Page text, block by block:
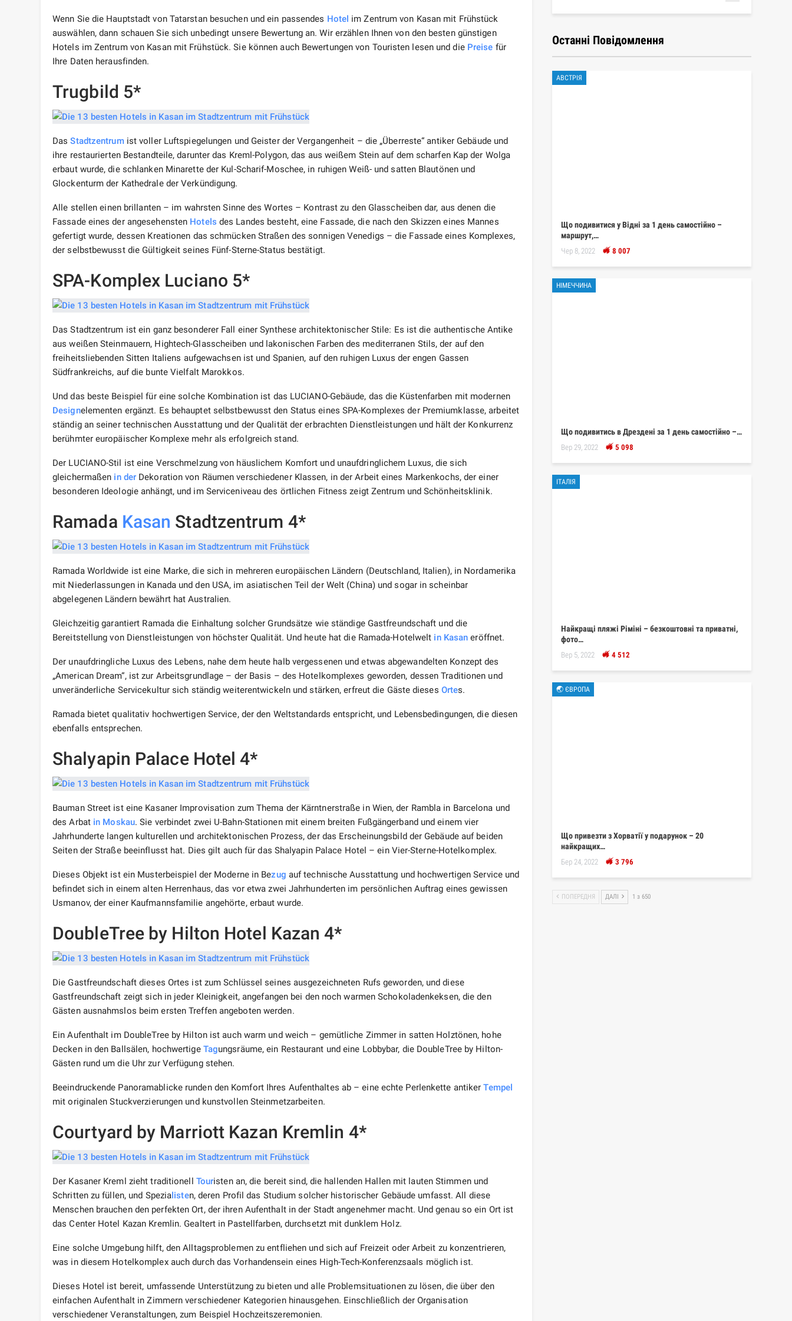
Wenn Sie die Hauptstadt von Tatarstan besuchen und ein passendes Hotel im Zentrum von Kasan mit Frühstück
auswählen, dann schauen Sie sich unbedingt unsere Bewertung an. Wir erzählen Ihnen von den besten günstigen
Hotels im Zentrum von Kasan mit Frühstück. Sie können auch Bewertungen von Touristen lesen und die Preise für
Ihre Daten herausfinden.
Trugbild 5*
DasStadtzentrumist voller Luftspiegelungen und Geister der Vergangenheit – die „Überreste“ antiker Gebäude und
ihre restaurierten Bestandteile, darunter das Kreml-Polygon, das aus weißem Stein auf dem scharfen Kap der Wolga
erbaut wurde, die schlanken Minarette der Kul-Scharif-Moschee, in ruhigen Weiß- und satten Blautönen und
Glockenturm der Kathedrale der Verkündigung.
Alle stellen einen brillanten – im wahrsten Sinne des Wortes – Kontrast zu den Glasscheiben dar, aus denen die
Fassade eines der angesehensten Hotels des Landes besteht, eine Fassade, die nach den Skizzen eines Mannes
gefertigt wurde, dessen Kreationen das schmücken Straßen des sonnigen Venedigs – die Fassade eines Komplexes,
der selbstbewusst die Gültigkeit seines Fünf-Sterne-Status bestätigt.
SPA-Komplex Luciano 5*
Das Stadtzentrum ist ein ganz besonderer Fall einer Synthese architektonischer Stile: Es ist die authentische Antike
aus weißen Steinmauern, Hightech-Glasscheiben und lakonischen Farben des mediterranen Stils, der auf den
freiheitsliebenden Sitten Italiens aufgewachsen ist und Spanien, auf den ruhigen Luxus der engen Gassen
Südfrankreichs, auf die bunte Vielfalt Marokkos.
Und das beste Beispiel für eine solche Kombination ist das LUCIANO-Gebäude, das die Küstenfarben mit modernen
Designelementen ergänzt. Es behauptet selbstbewusst den Status eines SPA-Komplexes der Premiumklasse, arbeitet
ständig an seiner technischen Ausstattung und der Qualität der erbrachten Dienstleistungen und hält der Konkurrenz
berühmter europäischer Komplexe mehr als erfolgreich stand.
Der LUCIANO-Stil ist eine Verschmelzung von häuslichem Komfort und unaufdringlichem Luxus, die sich
gleichermaßen in der Dekoration von Räumen verschiedener Klassen, in der Arbeit eines Markenkochs, der einer
besonderen Ideologie anhängt, und im Serviceniveau des örtlichen Fitness zeigt Zentrum und Schönheitsklinik.
Ramada Kasan Stadtzentrum 4*
Ramada Worldwide ist eine Marke, die sich in mehreren europäischen Ländern (Deutschland, Italien), in Nordamerika
mit Niederlassungen in Kanada und den USA, im asiatischen Teil der Welt (China) und sogar in scheinbar
abgelegenen Ländern bewährt hat Australien.
Gleichzeitig garantiert Ramada die Einhaltung solcher Grundsätze wie ständige Gastfreundschaft und die
Bereitstellung von Dienstleistungen von höchster Qualität. Und heute hat die Ramada-Hotelwelt in Kasan eröffnet.
Der unaufdringliche Luxus des Lebens, nahe dem heute halb vergessenen und etwas abgewandelten Konzept des
„American Dream“, ist zur Arbeitsgrundlage – der Basis – des Hotelkomplexes geworden, dessen Traditionen und
unveränderliche Servicekultur sich ständig weiterentwickeln und stärken, erfreut die Gäste dieses Ortes.
Ramada bietet qualitativ hochwertigen Service, der den Weltstandards entspricht, und Lebensbedingungen, die diesen
ebenfalls entsprechen.
Shalyapin Palace Hotel 4*
Bauman Street ist eine Kasaner Improvisation zum Thema der Kärntnerstraße in Wien, der Rambla in Barcelona und
des Arbat in Moskau. Sie verbindet zwei U-Bahn-Stationen mit einem breiten Fußgängerband und einem vier
Jahrhunderte langen kulturellen und architektonischen Prozess, der das Erscheinungsbild der Gebäude auf beiden
Seiten der Straße beeinflusst hat. Dies gilt auch für das Shalyapin Palace Hotel – ein Vier-Sterne-Hotelkomplex.
Dieses Objekt ist ein Musterbeispiel der Moderne in Bezug auf technische Ausstattung und hochwertigen Service und
befindet sich in einem alten Herrenhaus, das vor etwa zwei Jahrhunderten im persönlichen Auftrag eines gewissen
Usmanov, der einer Kaufmannsfamilie angehörte, erbaut wurde.
DoubleTree by Hilton Hotel Kazan 4*
Die Gastfreundschaft dieses Ortes ist zum Schlüssel seines ausgezeichneten Rufs geworden, und diese
Gastfreundschaft zeigt sich in jeder Kleinigkeit, angefangen bei den noch warmen Schokoladenkeksen, die den
Gästen ausnahmslos beim ersten Treffen angeboten werden.
Ein Aufenthalt im DoubleTree by Hilton ist auch warm und weich – gemütliche Zimmer in satten Holztönen, hohe
Decken in den Ballsälen, hochwertige Tagungsräume, ein Restaurant und eine Lobbybar, die DoubleTree by Hilton-
Gästen rund um die Uhr zur Verfügung stehen.
Beeindruckende Panoramablicke runden den Komfort Ihres Aufenthaltes ab – eine echte Perlenkette antikerTempel
mit originalen Stuckverzierungen und kunstvollen Steinmetzarbeiten.
Courtyard by Marriott Kazan Kremlin 4*
Der Kasaner Kreml zieht traditionell Touristen an, die bereit sind, die hallenden Hallen mit lauten Stimmen und
Schritten zu füllen, und Spezia listen, deren Profil das Studium solcher historischer Gebäude umfasst. All diese
Menschen brauchen den perfekten Ort, der ihren Aufenthalt in der Stadt angenehmer macht. Und genau so ein Ort ist
das Center Hotel Kazan Kremlin. Gealtert in Pastellfarben, durchsetzt mit dunklem Holz.
Eine solche Umgebung hilft, den Alltagsproblemen zu entfliehen und sich auf Freizeit oder Arbeit zu konzentrieren,
was in diesem Hotelkomplex auch durch das Vorhandensein eines High-Tech-Konferenzsaals möglich ist.
Dieses Hotel ist bereit, umfassende Unterstützung zu bieten und alle Problemsituationen zu lösen, die über den
einfachen Aufenthalt in Zimmern verschiedener Kategorien hinausgehen. Einschließlich der Organisation
verschiedener Veranstaltungen, zum Beispiel Hochzeitszeremonien.
Останні Повідомлення
АВСТРІЯ
Що подивитися у Відні за 1 день самостійно –
маршрут,…
Чер 8, 2022 8 007
НІМЕЧЧИНА
Що подивитись в Дрездені за 1 день самостійно –…
Вер 29, 2022 5 098
ІТАЛІЯ
Найкращі пляжі Ріміні – безкоштовні та приватні,
фото…
Вер 5, 2022 4 512
🌏 ЄВРОПА
Що привезти з Хорватії у подарунок – 20
найкращих…
Бер 24, 2022 3 796
ПОПЕРЕДНЯ ДАЛІ 1 з 650